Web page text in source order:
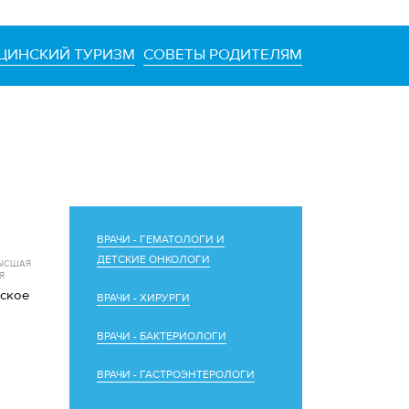
ТУРИЗМ СОВЕТЫ РОДИТЕЛЯМ
ВРАЧИ - ГЕМАТОЛОГИ И
ДЕТСКИЕ ОНКОЛОГИ
ВРАЧИ - ХИРУРГИ
ВРАЧИ - БАКТЕРИОЛОГИ
ВРАЧИ - ГАСТРОЭНТЕРОЛОГИ